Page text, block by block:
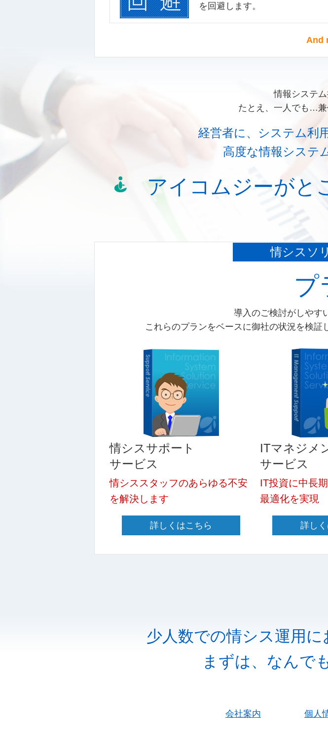
を回避します。
And
情報システ
たとえ、一人でも…
経営者に、システム利
高度な情報システ
アイコムジーがと
情シスソ
プ
導入のご検討がしやす
これらのプランをベースに御社の状況を検証
情シスサポート
サービス
情シススタッフのあらゆる不安
を解決します
詳しくはこちら
ITマネジメ
サービス
IT投資に中長
最適化を実現
詳し
少人数での情シス運用
まずは、なんで
会社案内 個人